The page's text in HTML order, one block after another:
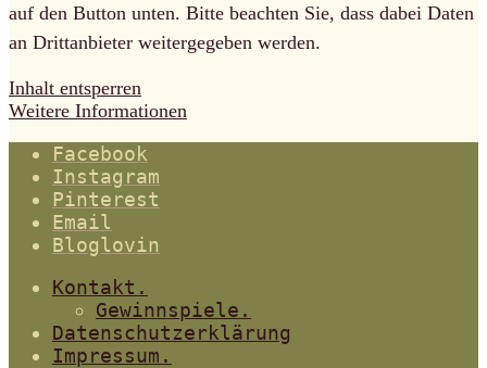
auf den Button unten. Bitte beachten Sie, dass dabei Daten
an Drittanbieter weitergegeben werden.
Inhalt entsperren
Weitere Informationen
Facebook
Instagram
Pinterest
Email
Bloglovin
Kontakt.
Gewinnspiele.
Datenschutzerklärung
Impressum.